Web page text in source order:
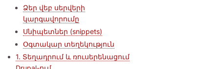
Ձեր վեբ սերվերի
կարգավորումը
Սնիպետներ (snippets)
Օգտակար տեղեկություն
1. Տեղադրում և ռուսերենացում